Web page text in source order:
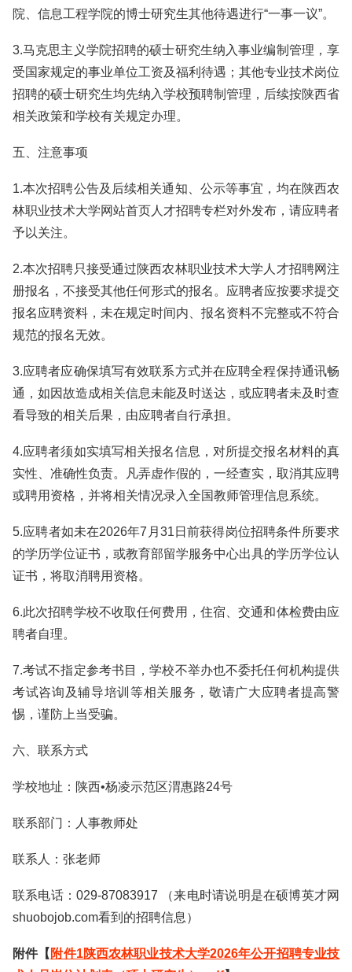
院、信息工程学院的博士研究生其他待遇进行“一事一议”。
3.马克思主义学院招聘的硕士研究生纳入事业编制管理，享
受国家规定的事业单位工资及福利待遇；其他专业技术岗位
招聘的硕士研究生均先纳入学校预聘制管理，后续按陕西省
相关政策和学校有关规定办理。
五、注意事项
1.本次招聘公告及后续相关通知、公示等事宜，均在陕西农
林职业技术大学网站首页人才招聘专栏对外发布，请应聘者
予以关注。
2.本次招聘只接受通过陕西农林职业技术大学人才招聘网注
册报名，不接受其他任何形式的报名。应聘者应按要求提交
报名应聘资料，未在规定时间内、报名资料不完整或不符合
规范的报名无效。
3.应聘者应确保填写有效联系方式并在应聘全程保持通讯畅
通，如因故造成相关信息未能及时送达，或应聘者未及时查
看导致的相关后果，由应聘者自行承担。
4.应聘者须如实填写相关报名信息，对所提交报名材料的真
实性、准确性负责。凡弄虚作假的，一经查实，取消其应聘
或聘用资格，并将相关情况录入全国教师管理信息系统。
5.应聘者如未在2026年7月31日前获得岗位招聘条件所要求
的学历学位证书，或教育部留学服务中心出具的学历学位认
证书，将取消聘用资格。
6.此次招聘学校不收取任何费用，住宿、交通和体检费由应
聘者自理。
7.考试不指定参考书目，学校不举办也不委托任何机构提供
考试咨询及辅导培训等相关服务，敬请广大应聘者提高警
惕，谨防上当受骗。
六、联系方式
学校地址：陕西•杨凌示范区渭惠路24号
联系部门：人事教师处
联系人：张老师
联系电话：029-87083917 （来电时请说明是在硕博英才网
shuobojob.com看到的招聘信息）
附件【 附件1陕西农林职业技术大学2026年公开招聘专业技